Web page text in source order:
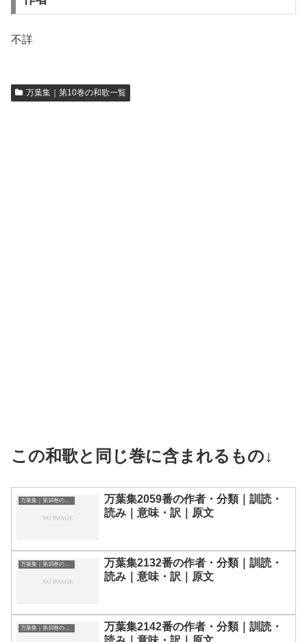
不詳
万葉集｜第10巻の和歌一覧
この和歌と同じ巻に含まれるもの↓
万葉集｜第10巻の和歌一覧
万葉集2059番の作者・分類｜訓読・
読み｜意味・訳｜原文
万葉集｜第10巻の和歌一覧
万葉集2132番の作者・分類｜訓読・
読み｜意味・訳｜原文
万葉集｜第10巻の和歌一覧
万葉集2142番の作者・分類｜訓読・